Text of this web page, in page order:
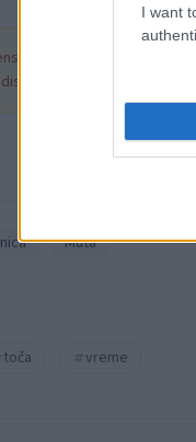
I want
zakonika je
ali
Muta
toča vreme